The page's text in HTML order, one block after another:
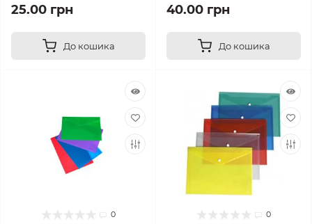
25.00 грн
До кошика
40.00 грн
До кошика
0 0